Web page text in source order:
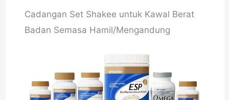
Cadangan Set Shakee untuk Kawal Berat
Badan Semasa Hamil/Mengandung